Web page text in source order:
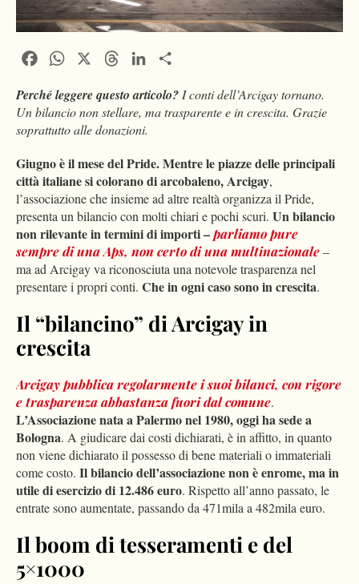
FacebookWhatsApp ThreadsLinkedIn
Perché leggere questo articolo?I conti dell’Arcigay tornano.
Un bilancio non stellare, ma trasparente e in crescita. Grazie
soprattutto alle donazioni.
Giugno è il mese del Pride. Mentre le piazze delle principali
città italiane si colorano di arcobaleno, Arcigay,
l’associazione che insieme ad altre realtà organizza il Pride,
presenta un bilancio con molti chiari e pochi scuri. Un bilancio
non rilevante in termini di importi –parliamo pure
sempre di una Aps, non certo di una multinazionale–
ma ad Arcigay va riconosciuta una notevole trasparenza nel
presentare i propri conti. Che in ogni caso sono in crescita.
Il “bilancino” di Arcigay in
crescita
Arcigay pubblica regolarmente i suoi bilanci, con rigore
e trasparenza abbastanza fuori dal comune.
L’Associazione nata a Palermo nel 1980, oggi ha sede a
Bologna. A giudicare dai costi dichiarati, è in affitto, in quanto
non viene dichiarato il possesso di bene materiali o immateriali
come costo. Il bilancio dell’associazione non è enrome, ma in
utile di esercizio di 12.486 euro. Rispetto all’anno passato, le
entrate sono aumentate, passando da 471mila a 482mila euro.
Il boom di tesseramenti e del
5×1000